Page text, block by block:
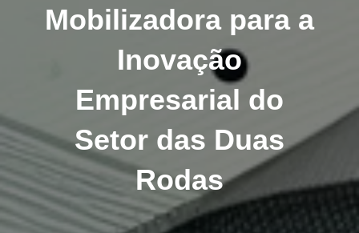
Mobilizadora para a
Inovação
Empresarial do
Setor das Duas
Rodas